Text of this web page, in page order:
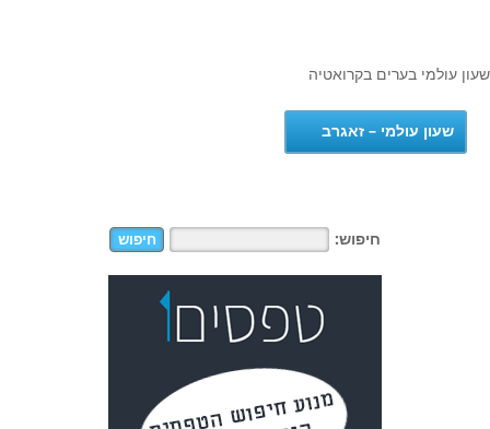
שעון עולמי בערים בקרואטיה
שעון עולמי – זאגרב
חיפוש: